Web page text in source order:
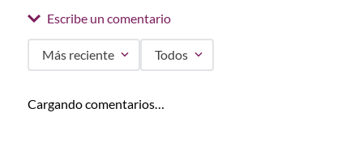
Escribe un comentario
Más reciente Todos
Cargando comentarios…